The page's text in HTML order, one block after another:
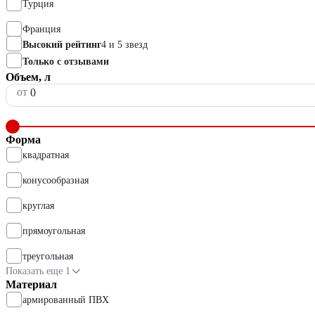
Турция
Франция
Высокий рейтинг4 и 5 звезд
Только с отзывами
Объем, л
от
Форма
квадратная
конусообразная
круглая
прямоугольная
треугольная
Показать еще 1
Материал
армированный ПВХ